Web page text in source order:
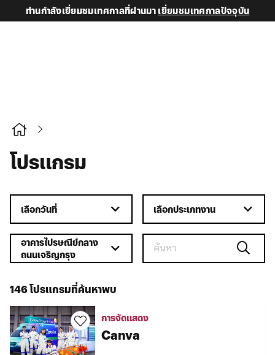
ท่านกำลังเยี่ยมชมเทศกาลที่ผ่านมา เยี่ยมชมเทศกาลปัจจุบัน
โปรแกรม
เลือกวันที่ เลือกประเภทงาน
อาคารไปรษณีย์กลาง
ถนนเจริญกรุง
146 โปรแกรมที่ค้นหาพบ
การจัดแสดง
Canva